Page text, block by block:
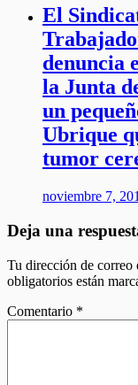
El
denuncia
la Junta
un
Ubrique
tumor
noviembre 7,
Deja una
Tu dirección de correo
obligatorios están
Comentario *